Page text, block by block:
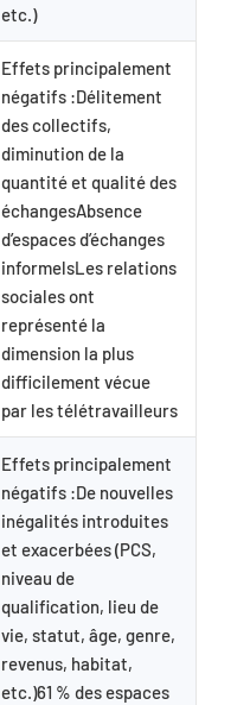
etc.)
Effets principalement
négatifs :Délitement
des collectifs,
diminution de la
quantité et qualité des
échangesAbsence
d’espaces d’échanges
informelsLes relations
sociales ont
représenté la
dimension la plus
difficilement vécue
par les télétravailleurs
Effets principalement
négatifs :De nouvelles
inégalités introduites
et exacerbées (PCS,
niveau de
qualification, lieu de
vie, statut, âge, genre,
revenus, habitat,
etc.)61 % des espaces